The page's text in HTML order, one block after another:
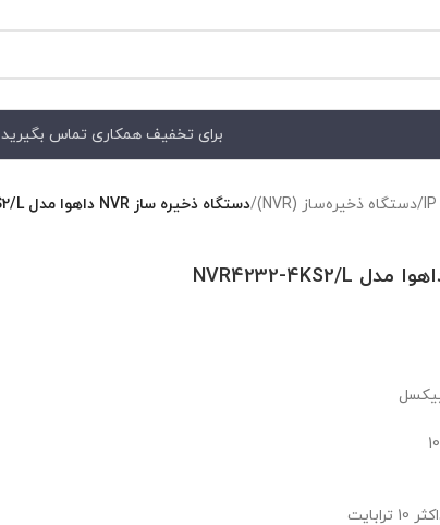
برای تخفیف همکاری تماس بگیرید 09102069800 - 02188455813
/دستگاه ذخيره‌ساز (NVR) /دستگاه ذخیره ساز NVR داهوا مدل NVR4232-4KS2/L